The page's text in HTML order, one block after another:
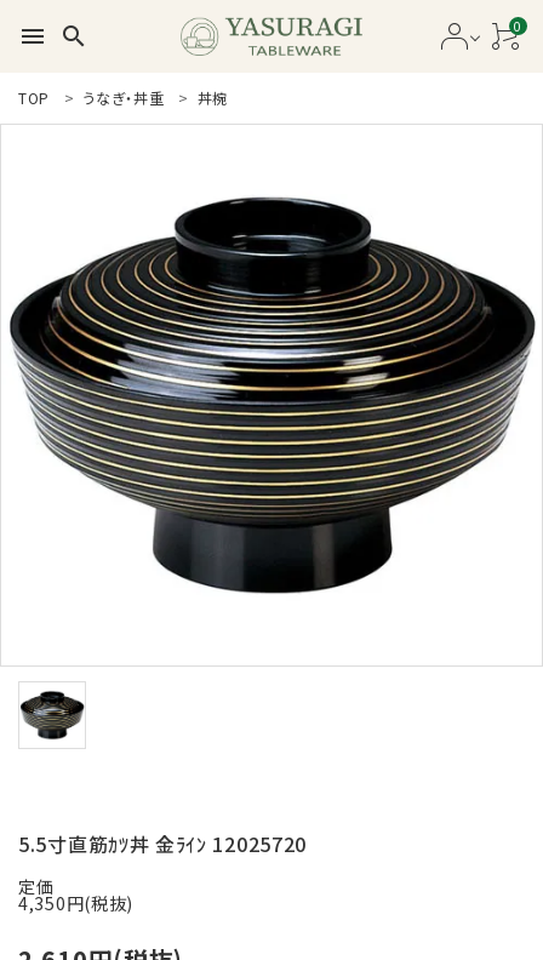
menu search 0
search
新着商品
カタログ
ガイドライン
ご利用ガイド
プライバシーポリシー
特定商取引法について
ようこそ ゲスト 様
meeting_room ログイン
TOP うなぎ・丼重 丼椀
5.5寸直筋ｶﾂ丼 金ﾗｲﾝ 12025720
定価
4,350円(税抜)